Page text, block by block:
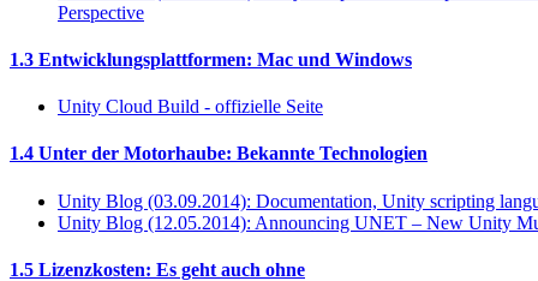
Perspective
1.3 Entwicklungsplattformen: Mac und Windows
Unity Cloud Build - offizielle Seite
1.4 Unter der Motorhaube: Bekannte Technologien
Unity Blog (03.09.2014): Documentation, Unity scripting
Unity Blog (12.05.2014): Announcing UNET – New Unity
1.5 Lizenzkosten: Es geht auch ohne